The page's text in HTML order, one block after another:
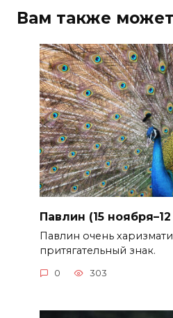
Вам также
Павлин (15
Павлин очень
притягательный знак.
0 303